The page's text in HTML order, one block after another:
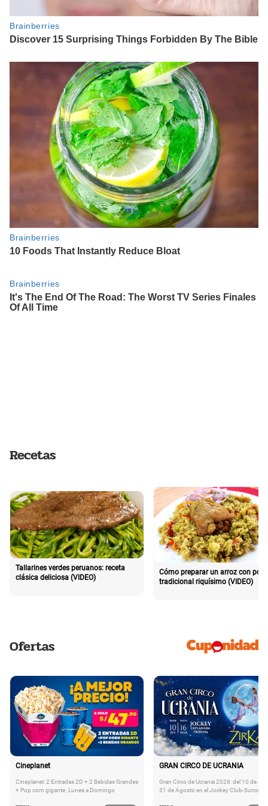
Recetas
Tallarines verdes peruanos: receta
clásica deliciosa (VIDEO)
Cómo preparar un arroz con pollo
tradicional riquísimo (VIDEO)
Ofertas
Cineplanet
Cineplanet: 2 Entradas 2D + 2 Bebidas Grandes
+ Pop corn gigante. Lunes a Domingo
GRAN CIRCO DE UCRANIA
Gran Circo de Ucrania 2026: del 10 de
31 de Agosto en el Jockey Club-Surco